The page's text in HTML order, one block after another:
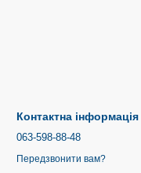
Контактна інформація
063-598-88-48
Передзвонити вам?